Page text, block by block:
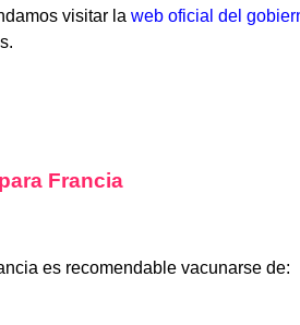
visitar la web oficial del
Francia
es recomendable vacunarse de: